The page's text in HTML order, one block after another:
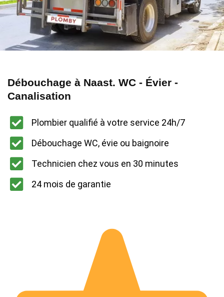
Débouchage à Naast. WC - Évier -
Canalisation
Plombier qualifié à votre service 24h/7
Débouchage WC, évie ou baignoire
Technicien chez vous en 30 minutes
24 mois de garantie